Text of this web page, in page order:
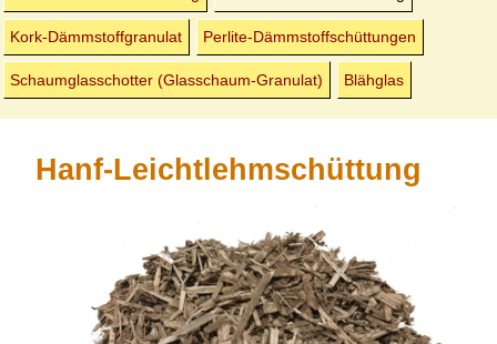
Kork-Dämmstoff­granulat Perlite-Dämmstoff­schüttungen
Schaumglasschotter (Glasschaum-Granulat) Blähglas
Hanf-Leichtlehmschüttung